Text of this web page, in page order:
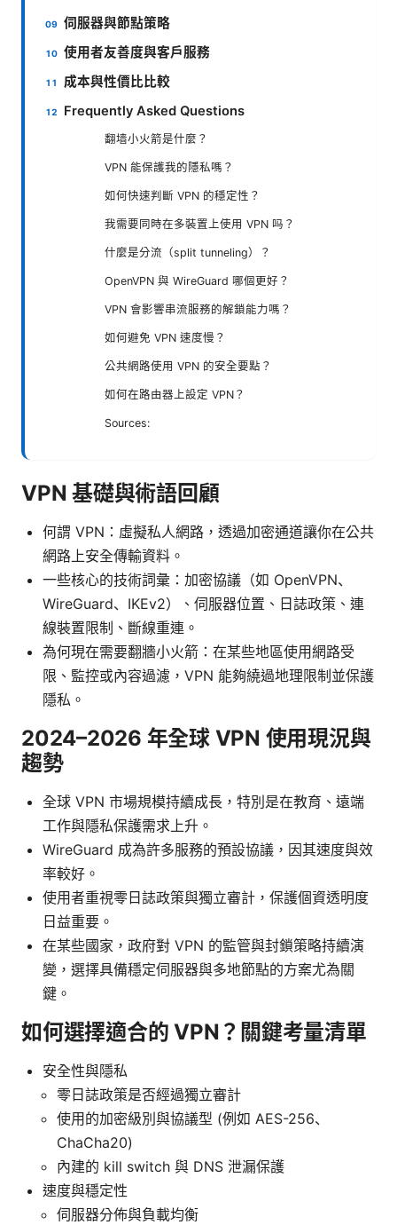
伺服器與節點策略
使用者友善度與客戶服務
成本與性價比比較
Frequently Asked Questions
翻墙小火箭是什麼？
VPN 能保護我的隱私嗎？
如何快速判斷 VPN 的穩定性？
我需要同時在多裝置上使用 VPN 吗？
什麼是分流（split tunneling）？
OpenVPN 與 WireGuard 哪個更好？
VPN 會影響串流服務的解鎖能力嗎？
如何避免 VPN 速度慢？
公共網路使用 VPN 的安全要點？
如何在路由器上設定 VPN？
Sources:
VPN 基礎與術語回顧
何謂 VPN：虛擬私人網路，透過加密通道讓你在公共
網路上安全傳輸資料。
一些核心的技術詞彙：加密協議（如 OpenVPN、
WireGuard、IKEv2）、伺服器位置、日誌政策、連
線裝置限制、斷線重連。
為何現在需要翻牆小火箭：在某些地區使用網路受
限、監控或內容過濾，VPN 能夠繞過地理限制並保護
隱私。
2024–2026 年全球 VPN 使用現況與
趨勢
全球 VPN 市場規模持續成長，特別是在教育、遠端
工作與隱私保護需求上升。
WireGuard 成為許多服務的預設協議，因其速度與效
率較好。
使用者重視零日誌政策與獨立審計，保護個資透明度
日益重要。
在某些國家，政府對 VPN 的監管與封鎖策略持續演
變，選擇具備穩定伺服器與多地節點的方案尤為關
鍵。
如何選擇適合的 VPN？關鍵考量清單
安全性與隱私
零日誌政策是否經過獨立審計
使用的加密級別與協議型 (例如 AES-256、
ChaCha20)
內建的 kill switch 與 DNS 泄漏保護
速度與穩定性
伺服器分佈與負載均衡